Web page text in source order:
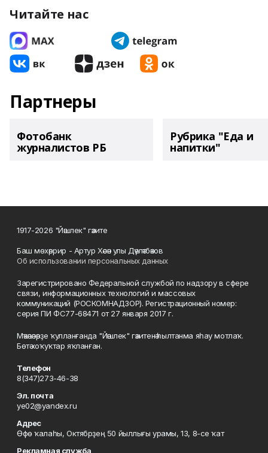
Читайте нас
Партнеры
Фотобанк
журналистов РБ
Рубрика "Еда и
напитки"
1917-2026 "Йәшлек" гәзите
Баш мөхәррир - Артур Хәсән улы Дәүләтбәков
Об использовании персональных данных
Зарегистрировано Федеральной службой по надзору в сфере
связи, информационных технологий и массовых
коммуникаций (РОСКОМНАДЗОР). Регистрационный номер:
серия ПИ ФС77-68471 от 27 января 2017 г.
Мәҡәләләрҙе ҡулланғанда "Йәшлек" гәзитенә һылтанма яһау мотлаҡ.
Бөтә хоҡуҡтар яҡланған.
Телефон
8(347)273-46-38
Эл. почта
ye02@yandex.ru
Адрес
Өфө ҡалаһы, Октябрҙең 50 йыллығы урамы, 13, 8-се ҡат
Рекламная служба